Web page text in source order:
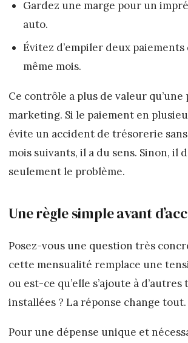
Gardez une marge pour un
auto.
Évitez d’empiler deux
même mois.
Ce contrôle a plus de valeur qu’une
marketing. Si le paiement en
évite un accident de trésorerie
mois suivants, il a du sens. Sinon, il
seulement le problème.
Une règle simple avant
Posez-vous une question très
cette mensualité remplace une
ou est-ce qu’elle s’ajoute à
installées ? La réponse change tout.
Pour une dépense unique et